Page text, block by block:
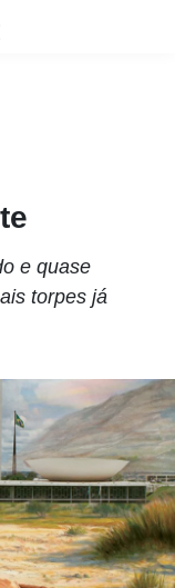
e quase
torpes já